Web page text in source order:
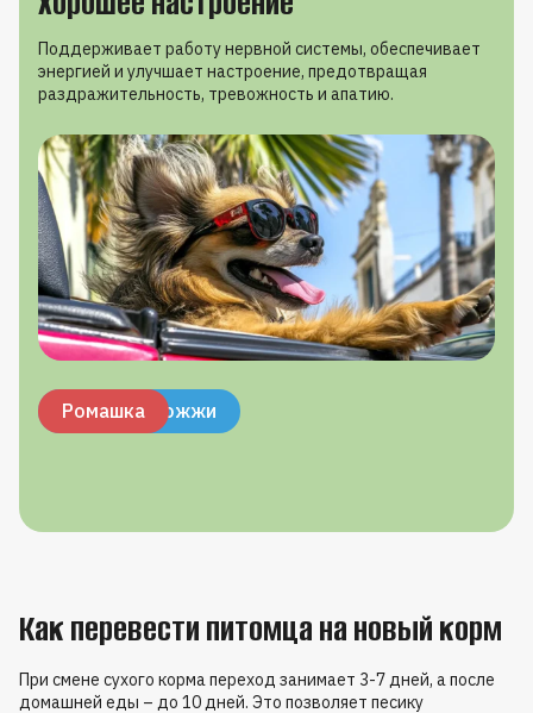
Поддерживает работу нервной системы, обеспечивает
энергией и улучшает настроение, предотвращая
раздражительность, тревожность и апатию.
Витамин B1
Витамин B6
Омега-3
Пивные дрожжи
Ромашка
Как перевести питомца на новый корм
При смене сухого корма переход занимает 3-7 дней, а после
домашней еды – до 10 дней. Это позволяет песику